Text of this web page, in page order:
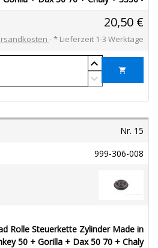
20,50 €
* Lieferzeit 1-3 Werktage
shopping_cart
Nr. 15
999-306-008
Rolle Steuerkette Zylinder Made in
50 + Gorilla + Dax 50 70 + Chaly